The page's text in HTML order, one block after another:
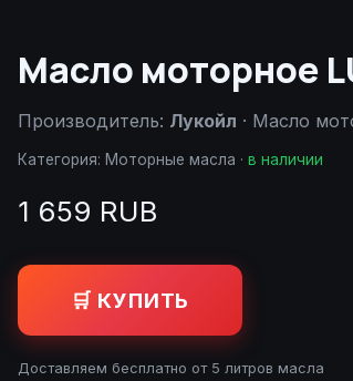
Масло моторное
Производитель: Лукойл · Масло
Категория: Моторные масла · в наличии
1 659 RUB
🛒 КУПИТЬ
Доставляем бесплатно от 5 литров масла